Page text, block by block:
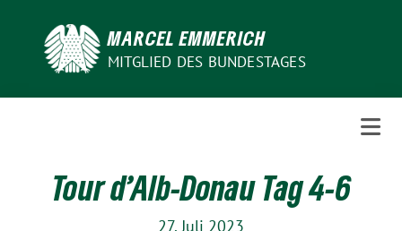
MARCEL EMMERICH
MITGLIED DES BUNDESTAGES
Tour d’Alb-Donau Tag 4-6
27. Juli 2023